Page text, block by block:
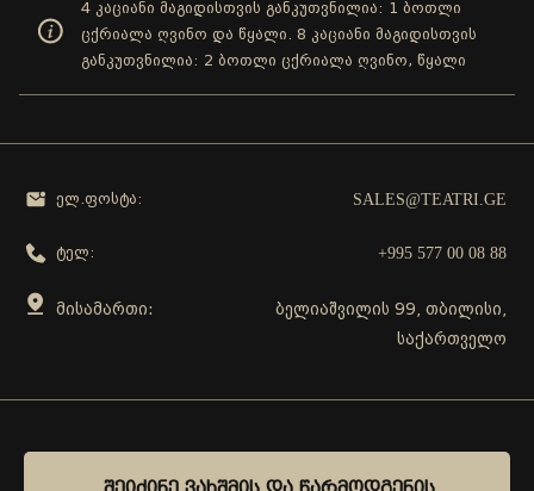
4 კაციანი მაგიდისთვის განკუთვნილია: 1 ბოთლი
ცქრიალა ღვინო და წყალი. 8 კაციანი მაგიდისთვის
განკუთვნილია: 2 ბოთლი ცქრიალა ღვინო, წყალი
ელ.ფოსტა: SALES@TEATRI.GE
ტელ: +995 577 00 08 88
მისამართი:
ბელიაშვილის 99, თბილისი,
საქართველო